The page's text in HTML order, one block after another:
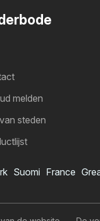
melden
steden
Suomi France